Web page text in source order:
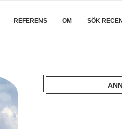
REFERENS OM SÖK